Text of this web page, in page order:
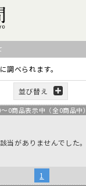
調べられます。
並び替え
～0商品表示中（全0商品中）
該当がありませんでした。
1